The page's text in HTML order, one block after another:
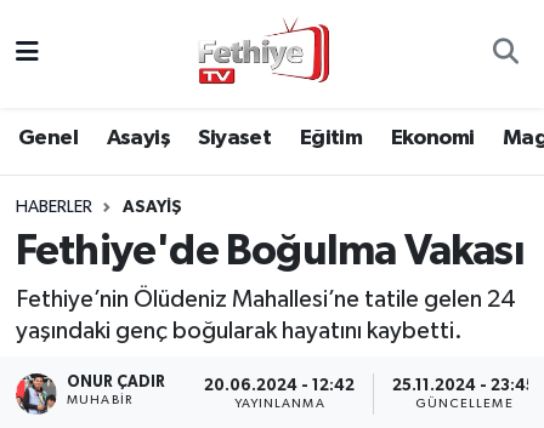
Genel Asayiş Siyaset Eğitim Ekonomi
HABERLER ASAYIŞ
Fethiye'de Boğulma Vakası
Fethiye’nin Ölüdeniz Mahallesi’ne tatile gelen 24
yaşındaki genç boğularak hayatını kaybetti.
ONUR ÇADIR
MUHABİR
20.06.2024 - 12:42
YAYINLANMA
25.11.2024 - 23:45
GÜNCELLEME
Asayiş
Eğitim
Ekonomi
Kültür
Muğla Hava Durumu
Muğla Namaz Vakitleri
Muğla Trafik Yoğunluk Haritası
Süper Lig Puan Durumu ve Fikstür
Tüm Manşetler